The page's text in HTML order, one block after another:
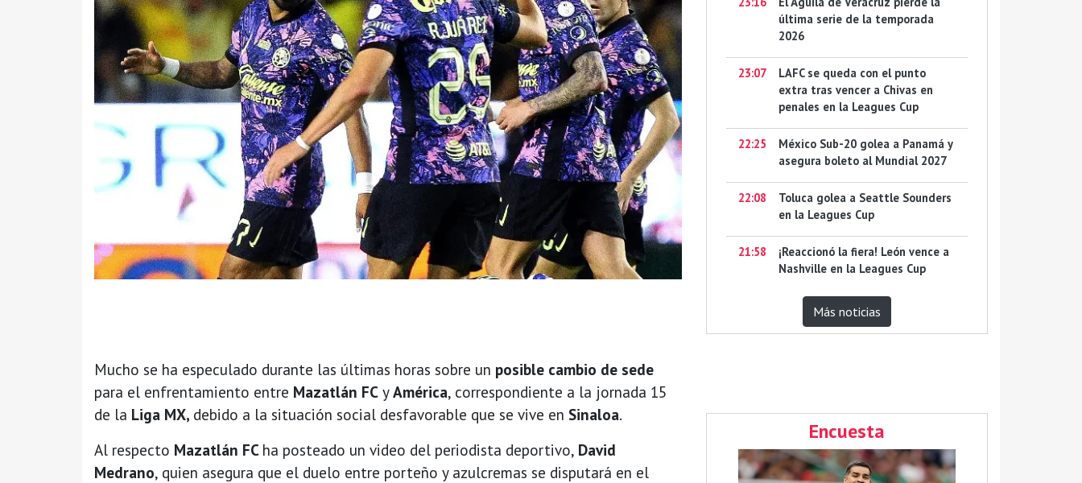
Mucho se ha especulado durante las últimas horas sobre un posible cambio de sede
para el enfrentamiento entre Mazatlán FC yAmérica, correspondiente a la jornada 15
de la Liga MX, debido a la situación social desfavorable que se vive en Sinaloa.
Al respecto Mazatlán FC ha posteado un video del periodista deportivo, David
Medrano, quien asegura que el duelo entre porteño y azulcremas se disputará en el
última serie de la temporada
2026
23:07
LAFC se queda con el punto
extra tras vencer a Chivas en
penales en la Leagues Cup
22:25
México Sub-20 golea a Panamá y
asegura boleto al Mundial 2027
22:08
Toluca golea a Seattle Sounders
en la Leagues Cup
21:58
¡Reaccionó la fiera! León vence a
Nashville en la Leagues Cup
Más noticias
Encuesta